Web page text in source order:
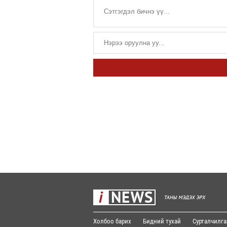
Холбоо барих Бидний тухай